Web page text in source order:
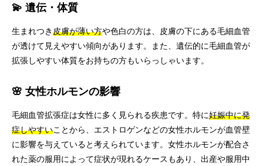
💫 遺伝・体質
生まれつき皮膚が薄い方や色白の方は、皮膚の下にある毛細血管
が透けて見えやすい傾向があります。また、遺伝的に毛細血管が
拡張しやすい体質をお持ちの方もいらっしゃいます。
🌸 女性ホルモンの影響
毛細血管拡張症は女性に多く見られる疾患です。特に妊娠中に発
症しやすいことから、エストロゲンなどの女性ホルモンが血管壁
に影響を与えていると考えられています。女性ホルモンが配合さ
れた薬の服用によって症状が現れるケースもあり、出産や服用中